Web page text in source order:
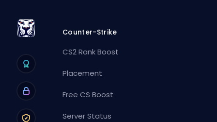
Counter-Strike
CS2 Rank Boost
Placement
Free CS Boost
Server Status